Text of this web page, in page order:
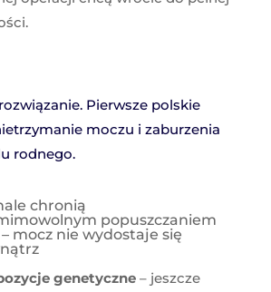
Pierwsze polskie
moczu i zaburzenia
rodnego.
chronią
popuszczaniem
mocz nie wydostaje się
genetyczne– jeszcze